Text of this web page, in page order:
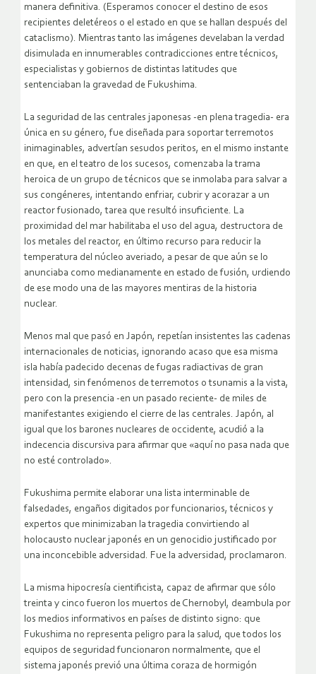
manera definitiva. (Esperamos conocer el destino de esos
recipientes deletéreos o el estado en que se hallan después del
cataclismo). Mientras tanto las imágenes develaban la verdad
disimulada en innumerables contradicciones entre técnicos,
especialistas y gobiernos de distintas latitudes que
sentenciaban la gravedad de Fukushima.
La seguridad de las centrales japonesas -en plena tragedia- era
única en su género, fue diseñada para soportar terremotos
inimaginables, advertían sesudos peritos, en el mismo instante
en que, en el teatro de los sucesos, comenzaba la trama
heroica de un grupo de técnicos que se inmolaba para salvar a
sus congéneres, intentando enfriar, cubrir y acorazar a un
reactor fusionado, tarea que resultó insuficiente. La
proximidad del mar habilitaba el uso del agua, destructora de
los metales del reactor, en último recurso para reducir la
temperatura del núcleo averiado, a pesar de que aún se lo
anunciaba como medianamente en estado de fusión, urdiendo
de ese modo una de las mayores mentiras de la historia
nuclear.
Menos mal que pasó en Japón, repetían insistentes las cadenas
internacionales de noticias, ignorando acaso que esa misma
isla había padecido decenas de fugas radiactivas de gran
intensidad, sin fenómenos de terremotos o tsunamis a la vista,
pero con la presencia -en un pasado reciente- de miles de
manifestantes exigiendo el cierre de las centrales. Japón, al
igual que los barones nucleares de occidente, acudió a la
indecencia discursiva para afirmar que «aquí no pasa nada que
no esté controlado».
Fukushima permite elaborar una lista interminable de
falsedades, engaños digitados por funcionarios, técnicos y
expertos que minimizaban la tragedia convirtiendo al
holocausto nuclear japonés en un genocidio justificado por
una inconcebible adversidad. Fue la adversidad, proclamaron.
La misma hipocresía cientificista, capaz de afirmar que sólo
treinta y cinco fueron los muertos de Chernobyl, deambula por
los medios informativos en países de distinto signo: que
Fukushima no representa peligro para la salud, que todos los
equipos de seguridad funcionaron normalmente, que el
sistema japonés previó una última coraza de hormigón